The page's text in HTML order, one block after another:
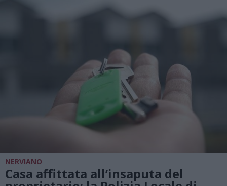
NERVIANO
Casa affittata all’insaputa del